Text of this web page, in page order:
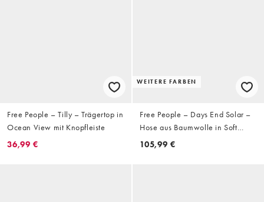
Free People – Tilly – Trägertop in
Ocean View mit Knopfleiste
36,99 €
WEITERE FARBEN
Free People – Days End Solar –
Hose aus Baumwolle in Soft
Navy Combo
105,99 €